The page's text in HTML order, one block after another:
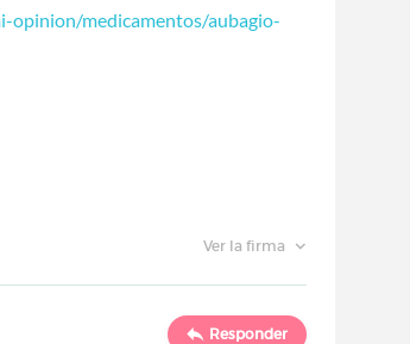
opinion/medicamentos/aubagio-
Ver la firma
Responder